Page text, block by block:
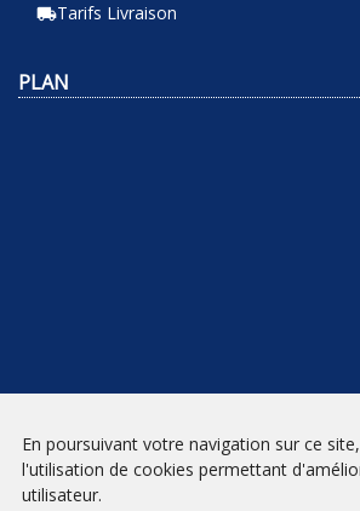
local_shippingTarifs Livraison
PLAN
INSCRIPTION
En poursuivant votre navigation sur ce
l'utilisation de cookies permettant
utilisateur.